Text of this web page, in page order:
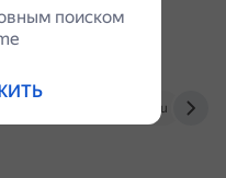
лучшую
большее
zlatkickboxing-magazin.ru
поиском